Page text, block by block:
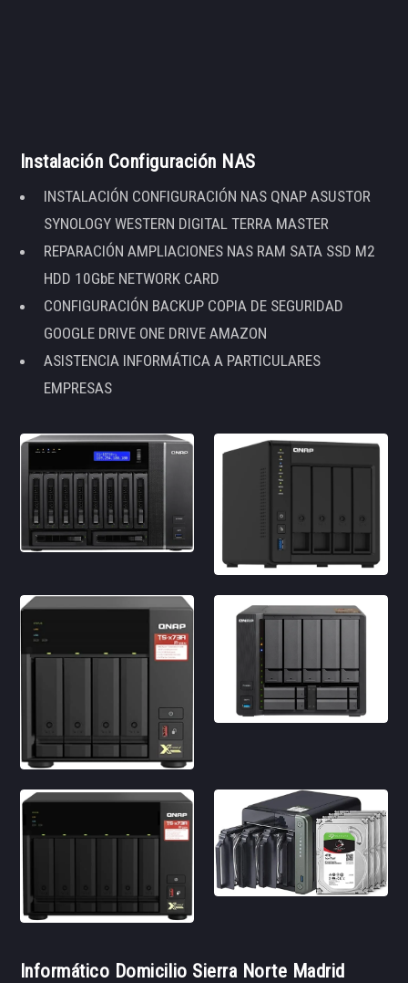
Instalación Configuración NAS
INSTALACIÓN CONFIGURACIÓN NAS QNAP ASUSTOR
SYNOLOGY WESTERN DIGITAL TERRA MASTER
REPARACIÓN AMPLIACIONES NAS RAM SATA SSD M2
HDD 10GbE NETWORK CARD
CONFIGURACIÓN BACKUP COPIA DE SEGURIDAD
GOOGLE DRIVE ONE DRIVE AMAZON
ASISTENCIA INFORMÁTICA A PARTICULARES
EMPRESAS
Informático Domicilio Sierra Norte Madrid